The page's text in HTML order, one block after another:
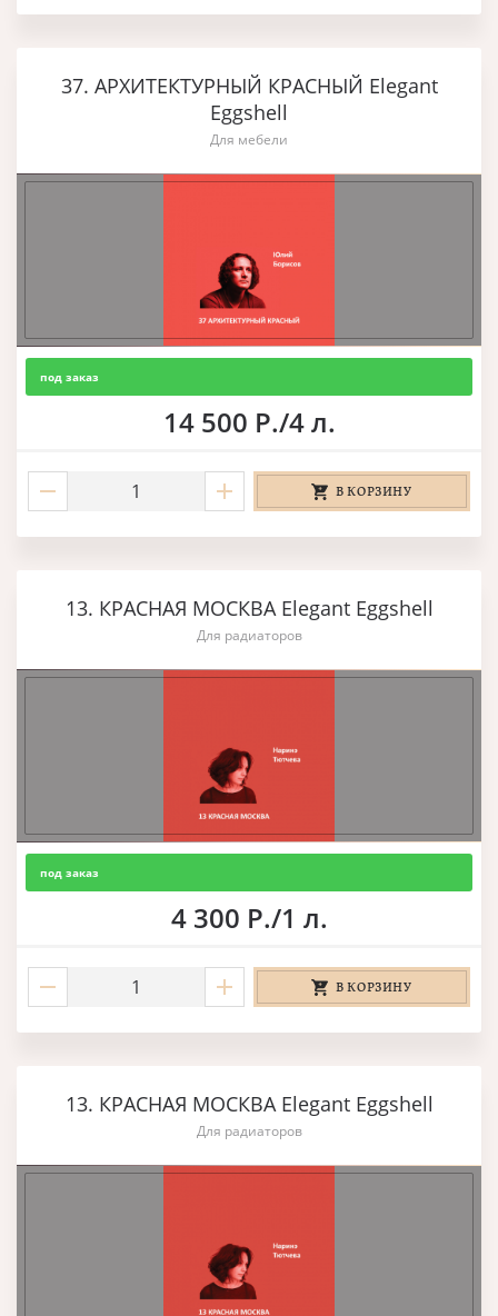
37. АРХИТЕКТУРНЫЙ КРАСНЫЙ Elegant
Eggshell
Для мебели
под заказ
14 500 Р./4 л.
В КОРЗИНУ
13. КРАСНАЯ МОСКВА Elegant Eggshell
Для радиаторов
под заказ
4 300 Р./1 л.
В КОРЗИНУ
13. КРАСНАЯ МОСКВА Elegant Eggshell
Для радиаторов